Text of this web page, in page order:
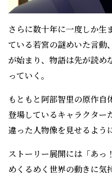
さらに数十年に一度しか生
ている若宮の謎めいた言動
が始まり、物語は先が読め
っていく。
もともと阿部智里の原作自
登場しているキャラクター
違った人物像を見せるよう
ストーリー展開には「あっ
めくるめく世界の動きに気